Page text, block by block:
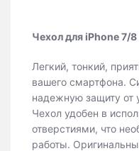
Чехол для iPhone 7/
Легкий, тонкий,
вашего смартфона.
надежную защиту от
Чехол удобен в
отверстиями, что
работы.